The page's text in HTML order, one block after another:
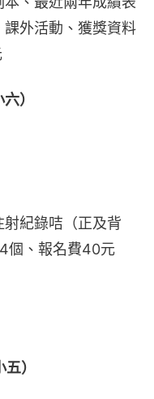
外活動、獲獎資料
）
紀錄咭（正及背
個、報名費40元
）